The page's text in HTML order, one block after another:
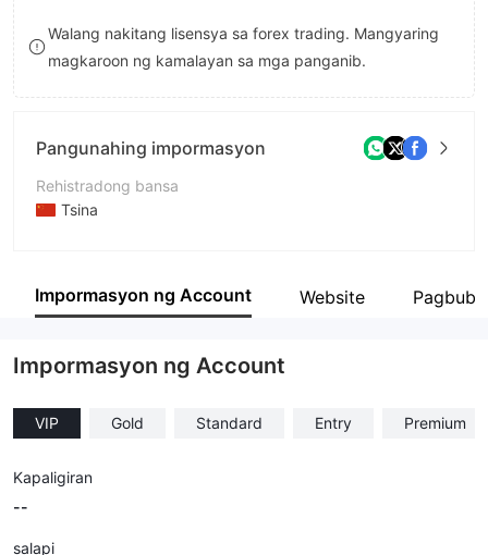
8
9
Walang nakitang lisensya sa forex trading. Mangyaring
magkaroon ng kamalayan sa mga panganib.
Pangunahing impormasyon
Rehistradong bansa
Tsina
Kumpanya
Impormasyon ng Account Website
Impormasyon ng Account
VIP Gold Standard Entry Premium
Kapaligiran
--
salapi